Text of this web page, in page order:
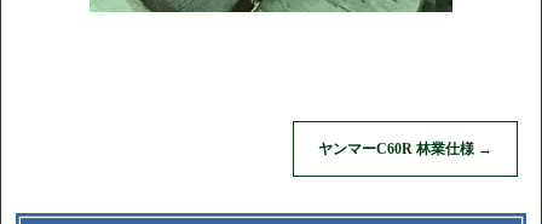
ヤンマーC60R 林業仕様 →